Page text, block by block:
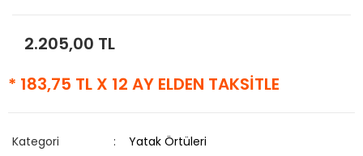
2.205,00 TL
* 183,75 TL X 12 AY ELDEN TAKSİTLE
Kategori
Yatak Örtüleri